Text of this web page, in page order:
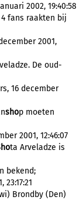
2002, 19:40:58
4 fans raakten bij
2001,
De oud-
16 december
shop moeten
2001, 12:46:07
ta Arveladze is
bekend;
Brondby (Den)